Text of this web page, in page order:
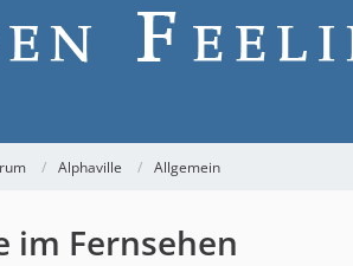
Alphaville Allgemein
im Fernsehen